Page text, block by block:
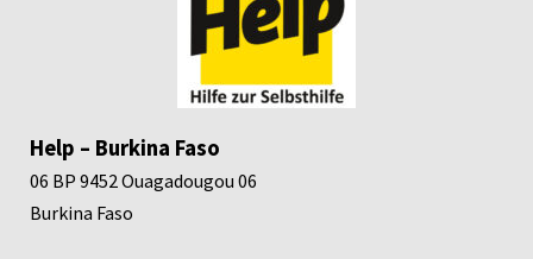
Help – Burkina Faso
06 BP 9452 Ouagadougou 06
Burkina Faso